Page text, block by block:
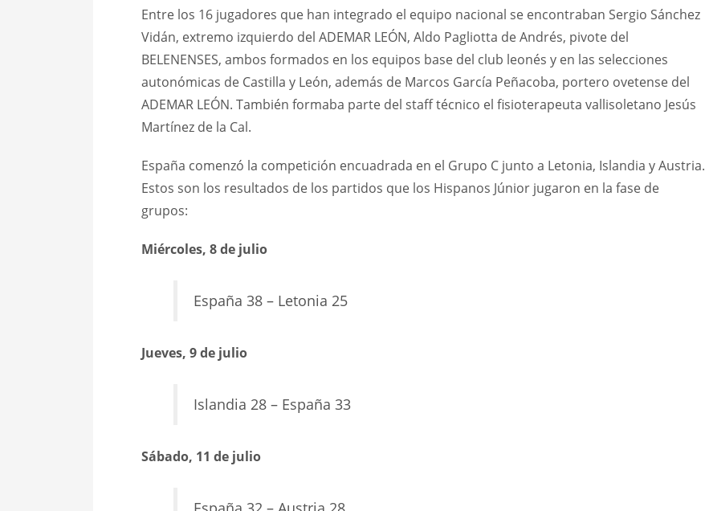
Entre los 16 jugadores que han integrado el equipo nacional se encontraban Sergio Sánchez
Vidán, extremo izquierdo del ADEMAR LEÓN, Aldo Pagliotta de Andrés, pivote del
BELENENSES, ambos formados en los equipos base del club leonés y en las selecciones
autonómicas de Castilla y León, además de Marcos García Peñacoba, portero ovetense del
ADEMAR LEÓN. También formaba parte del staff técnico el fisioterapeuta vallisoletano Jesús
Martínez de la Cal.
España comenzó la competición encuadrada en el Grupo C junto a Letonia, Islandia y Austria.
Estos son los resultados de los partidos que los Hispanos Júnior jugaron en la fase de
grupos:
Miércoles, 8 de julio
España 38 – Letonia 25
Jueves, 9 de julio
Islandia 28 – España 33
Sábado, 11 de julio